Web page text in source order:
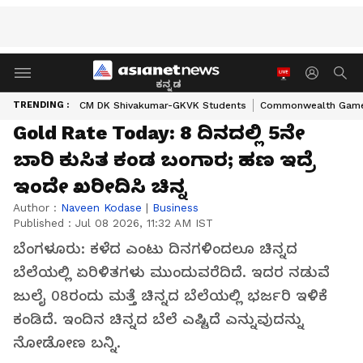
ಕನ್ನಡ
TRENDING : CM DK Shivakumar-GKVK Students Commonwealth
Gold Rate Today: 8 ದಿನದಲ್ಲಿ 5ನೇ
ಬಾರಿ ಕುಸಿತ ಕಂಡ ಬಂಗಾರ; ಹಣ ಇದ್ರೆ
ಇಂದೇ ಖರೀದಿಸಿ ಚಿನ್ನ
Author : Naveen Kodase | Business
Published : Jul 08 2026, 11:32 AM IST
ಬೆಂಗಳೂರು: ಕಳೆದ ಎಂಟು ದಿನಗಳಿಂದಲೂ ಚಿನ್ನದ
ಬೆಲೆಯಲ್ಲಿ ಏರಿಳಿತಗಳು ಮುಂದುವರೆದಿದೆ. ಇದರ ನಡುವೆ
ಜುಲೈ 08ರಂದು ಮತ್ತೆ ಚಿನ್ನದ ಬೆಲೆಯಲ್ಲಿ ಭರ್ಜರಿ ಇಳಿಕೆ
ಕಂಡಿದೆ. ಇಂದಿನ ಚಿನ್ನದ ಬೆಲೆ ಎಷ್ಟಿದೆ ಎನ್ನುವುದನ್ನು
ನೋಡೋಣ ಬನ್ನಿ.